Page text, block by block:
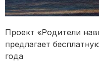
Проект «Родители
предлагает
года